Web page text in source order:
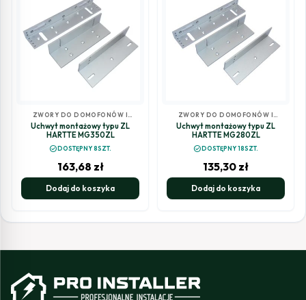
ZWORY DO DOMOFONÓW I
WIDEODOMOFONÓW
Uchwyt montażowy typu ZL
HARTTE MG350ZL
check_circleDOSTĘPNY 8SZT.
163,68 zł
Dodaj do koszyka
ZWORY DO DOMOFONÓW I
WIDEODOMOFONÓW
Uchwyt montażowy typu ZL
HARTTE MG280ZL
check_circleDOSTĘPNY 18SZT.
135,30 zł
Dodaj do koszyka